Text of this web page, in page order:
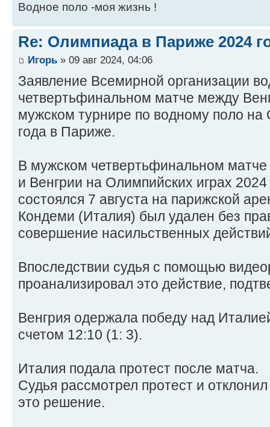
Водное поло -моя жизнь !
Re: Олимпиада в Париже 2024
Игорь » 09 авг 2024, 04:06
Заявление Всемирной организации
четвертьфинальном матче между
мужском турнире по водному поло на
года в Париже.
В мужском четвертьфинальном
и Венгрии на Олимпийских играх
состоялся 7 августа на парижской
Кондеми (Италия) был удален без
совершение насильственных
Впоследствии судья с помощью
проанализировал это действие,
Венгрия одержала победу над
счетом 12:10 (1: 3).
Италия подала протест после матча.
Судья рассмотрел протест и
это решение.